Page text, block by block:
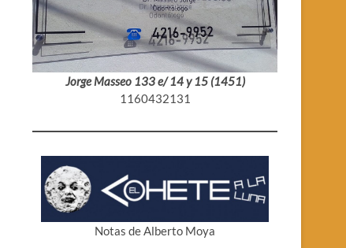
Jorge Masseo 133 e/ 14 y 15 (1451)
1160432131
Notas de Alberto Moya